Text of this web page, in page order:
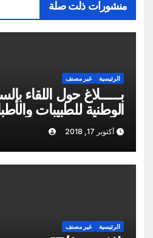
منشورات ذلت صلة
الرئيسية غير مصنف
بــــــلاغ حول اللقاء
الوطنية للطبيبات
أكتوبر 17, 2018
الرئيسية غير مصنف